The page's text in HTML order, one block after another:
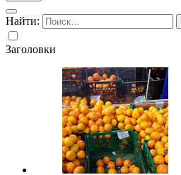
Найти:
Заголовки